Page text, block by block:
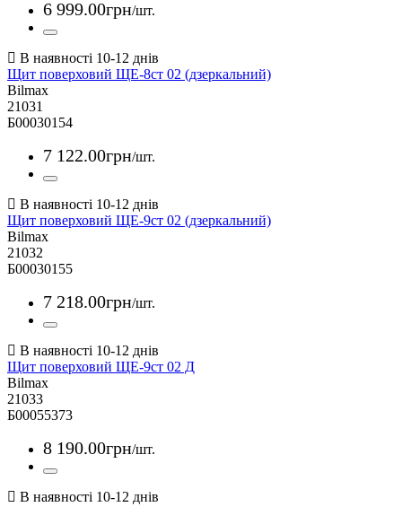
6 999.00грн/шт.
Щит поверховий ЩЕ-8ст 02 (дзеркальний)
Bilmax
21031
Б00030154
7 122.00грн/шт.
Щит поверховий ЩЕ-9ст 02 (дзеркальний)
Bilmax
21032
Б00030155
7 218.00грн/шт.
Щит поверховий ЩЕ-9ст 02 Д
Bilmax
21033
Б00055373
8 190.00грн/шт.